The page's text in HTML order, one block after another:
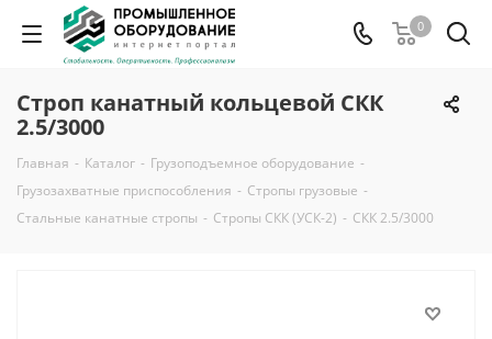
0
Строп канатный кольцевой СКК
2.5/3000
Главная - Каталог - Грузоподъемное оборудование -
Грузозахватные приспособления - Стропы грузовые -
Стальные канатные стропы - Стропы СКК (УСК-2) - СКК 2.5/3000